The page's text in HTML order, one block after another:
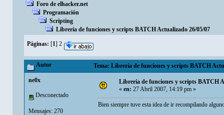
Foro de elhacker.net
Programación
Scripting
Librería de funciones y scripts BATCH Actualizado 26/05/07
Páginas: [1] 2
Autor Tema: Librería de funciones y scripts BATCH
ne0x
Desconectado
Mensajes: 270
Librería de funciones y scripts BATCH
«en:27 Abril 2007, 14:19 pm »
Bien siempre tuve esta idea de ir recompilando